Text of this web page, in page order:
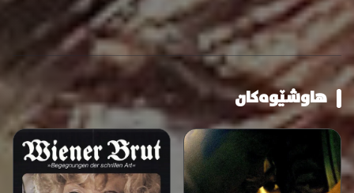
هاوشێوەکان